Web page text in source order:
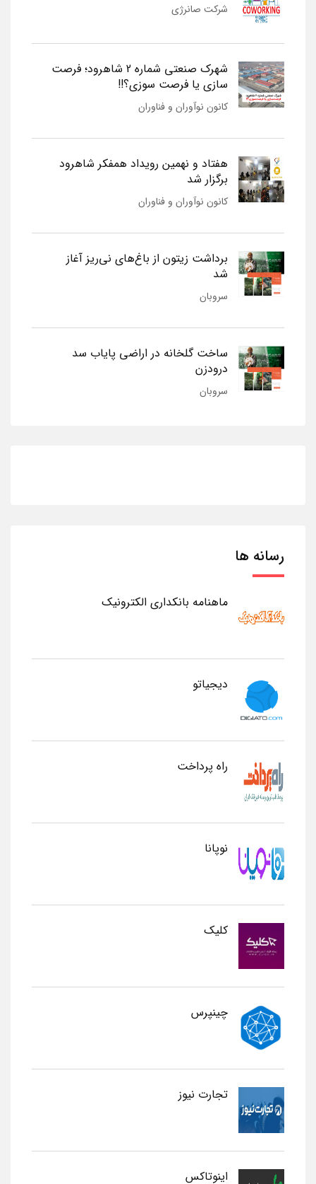
شرکت صانرژی
شهرک صنعتی شماره 2 شاهرود؛ فرصت
سازی یا فرصت سوزی؟!!
کانون نوآوران و فناوران
هفتاد و نهمین رویداد همفکر شاهرود
برگزار شد
کانون نوآوران و فناوران
برداشت زیتون از باغ‌های نی‌ریز آغاز
شد
سروبان
ساخت گلخانه در اراضی پایاب سد
درودزن
سروبان
رسانه ها
ماهنامه بانکداری الکترونیک
دیجیاتو
راه پرداخت
نوپانا
کلیک
چینپرس
تجارت نیوز
اینوتاکس